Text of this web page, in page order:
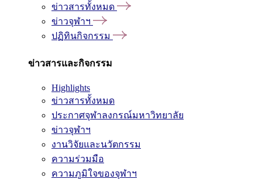
ข่าวสารทั้งหมด
ข่าวจุฬาฯ
ปฏิทินกิจกรรม
ข่าวสารและกิจกรรม
Highlights
ข่าวสารทั้งหมด
ประกาศจุฬาลงกรณ์มหาวิทยาลัย
ข่าวจุฬาฯ
งานวิจัยและนวัตกรรม
ความร่วมมือ
ความภูมิใจของจุฬาฯ